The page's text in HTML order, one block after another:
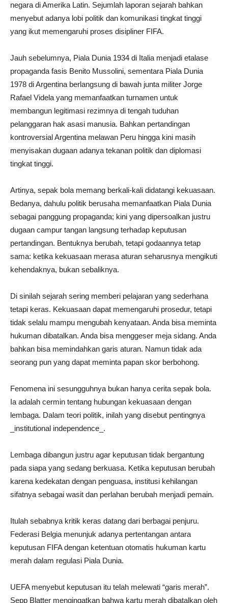
negara di Amerika Latin. Sejumlah laporan sejarah bahkan
menyebut adanya lobi politik dan komunikasi tingkat tinggi
yang ikut memengaruhi proses disipliner FIFA.
Jauh sebelumnya, Piala Dunia 1934 di Italia menjadi etalase
propaganda fasis Benito Mussolini, sementara Piala Dunia
1978 di Argentina berlangsung di bawah junta militer Jorge
Rafael Videla yang memanfaatkan turnamen untuk
membangun legitimasi rezimnya di tengah tuduhan
pelanggaran hak asasi manusia. Bahkan pertandingan
kontroversial Argentina melawan Peru hingga kini masih
menyisakan dugaan adanya tekanan politik dan diplomasi
tingkat tinggi.
Artinya, sepak bola memang berkali-kali didatangi kekuasaan.
Bedanya, dahulu politik berusaha memanfaatkan Piala Dunia
sebagai panggung propaganda; kini yang dipersoalkan justru
dugaan campur tangan langsung terhadap keputusan
pertandingan. Bentuknya berubah, tetapi godaannya tetap
sama: ketika kekuasaan merasa aturan seharusnya mengikuti
kehendaknya, bukan sebaliknya.
Di sinilah sejarah sering memberi pelajaran yang sederhana
tetapi keras. Kekuasaan dapat memengaruhi prosedur, tetapi
tidak selalu mampu mengubah kenyataan. Anda bisa meminta
hukuman dibatalkan. Anda bisa menggeser meja sidang. Anda
bahkan bisa memindahkan garis aturan. Namun tidak ada
seorang pun yang dapat meminta papan skor berbohong.
Fenomena ini sesungguhnya bukan hanya cerita sepak bola.
Ia adalah cermin tentang hubungan kekuasaan dengan
lembaga. Dalam teori politik, inilah yang disebut pentingnya
_institutional independence_.
Lembaga dibangun justru agar keputusan tidak bergantung
pada siapa yang sedang berkuasa. Ketika keputusan berubah
karena kedekatan dengan penguasa, institusi kehilangan
sifatnya sebagai wasit dan perlahan berubah menjadi pemain.
Itulah sebabnya kritik keras datang dari berbagai penjuru.
Federasi Belgia menunjuk adanya pertentangan antara
keputusan FIFA dengan ketentuan otomatis hukuman kartu
merah dalam regulasi Piala Dunia.
UEFA menyebut keputusan itu telah melewati “garis merah”.
Sepp Blatter mengingatkan bahwa kartu merah dibatalkan oleh